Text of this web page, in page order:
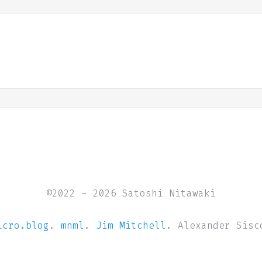
©2022 - 2026 Satoshi Nitawaki
. mnml . Jim Mitchell . Alexander